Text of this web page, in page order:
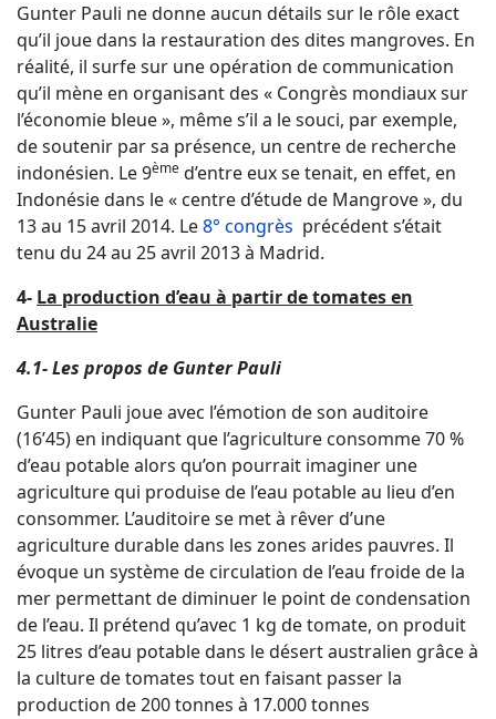
Gunter Pauli ne donne aucun détails sur le rôle exact
qu’il joue dans la restauration des dites mangroves. En
réalité, il surfe sur une opération de communication
qu’il mène en organisant des « Congrès mondiaux sur
l’économie bleue », même s’il a le souci, par exemple,
de soutenir par sa présence, un centre de recherche
indonésien. Le 9ème d’entre eux se tenait, en effet, en
Indonésie dans le « centre d’étude de Mangrove », du
13 au 15 avril 2014. Le8° congrès précédent s’était
tenu du 24 au 25 avril 2013 à Madrid.
4- La production d’eau à partir de tomates en
Australie
4.1- Les propos de Gunter Pauli
Gunter Pauli joue avec l’émotion de son auditoire
(16’45) en indiquant que l’agriculture consomme 70 %
d’eau potable alors qu’on pourrait imaginer une
agriculture qui produise de l’eau potable au lieu d’en
consommer. L’auditoire se met à rêver d’une
agriculture durable dans les zones arides pauvres. Il
évoque un système de circulation de l’eau froide de la
mer permettant de diminuer le point de condensation
de l’eau. Il prétend qu’avec 1 kg de tomate, on produit
25 litres d’eau potable dans le désert australien grâce à
la culture de tomates tout en faisant passer la
production de 200 tonnes à 17.000 tonnes